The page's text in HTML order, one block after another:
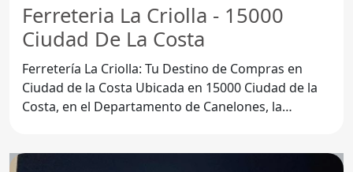
Ferreteria La Criolla - 15000
Ciudad De La Costa
Ferretería La Criolla: Tu Destino de Compras en
Ciudad de la Costa Ubicada en 15000 Ciudad de la
Costa, en el Departamento de Canelones, la